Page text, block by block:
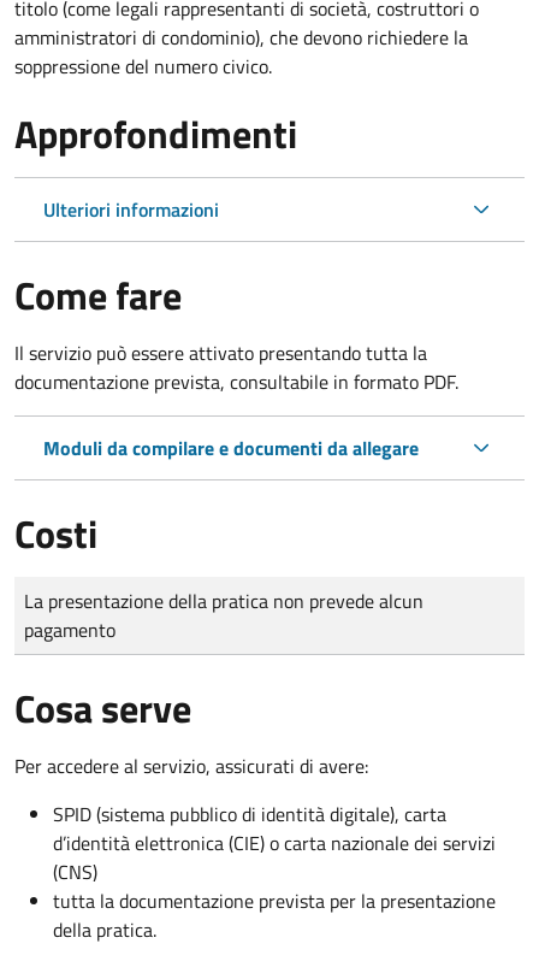
titolo (come legali rappresentanti di società, costruttori o
amministratori di condominio), che devono richiedere la
soppressione del numero civico.
Approfondimenti
Ulteriori informazioni
Come fare
Il servizio può essere attivato presentando tutta la
documentazione prevista, consultabile in formato PDF.
Moduli da compilare e documenti da allegare
Costi
Tipo di pagamento
Importo
La presentazione della pratica non prevede alcun
pagamento
Cosa serve
Per accedere al servizio, assicurati di avere:
SPID (sistema pubblico di identità digitale), carta
d’identità elettronica (CIE) o carta nazionale dei servizi
(CNS)
tutta la documentazione prevista per la presentazione
della pratica.